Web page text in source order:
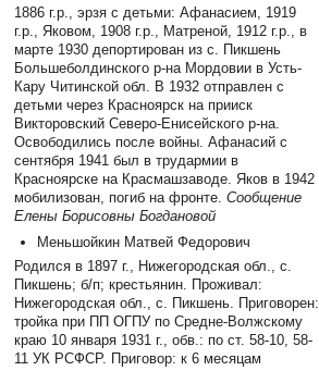
1886 г.р., эрзя с детьми: Афанасием, 1919
г.р., Яковом, 1908 г.р., Матреной, 1912 г.р., в
марте 1930 депортирован из с. Пикшень
Большеболдинского р-на Мордовии в Усть-
Кару Читинской обл. В 1932 отправлен с
детьми через Красноярск на прииск
Викторовский Северо-Енисейского р-на.
Освободились после войны. Афанасий с
сентября 1941 был в трудармии в
Красноярске на Красмашзаводе. Яков в 1942
мобилизован, погиб на фронте.Сообщение
Елены Борисовны Богдановой
Меньшойкин Матвей Федорович
Родился в 1897 г., Нижегородская обл., с.
Пикшень; б/п; крестьянин. Проживал:
Нижегородская обл., с. Пикшень. Приговорен:
тройка при ПП ОГПУ по Средне-Волжскому
краю 10 января 1931 г., обв.: по ст. 58-10, 58-
11 УК РСФСР. Приговор: к 6 месяцам